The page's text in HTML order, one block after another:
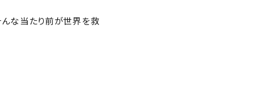
んな当たり前が世界を救